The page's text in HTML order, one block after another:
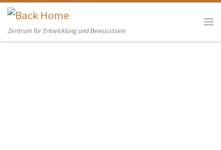
Skip to content
Zentrum für Entwicklung und Bewusstsein